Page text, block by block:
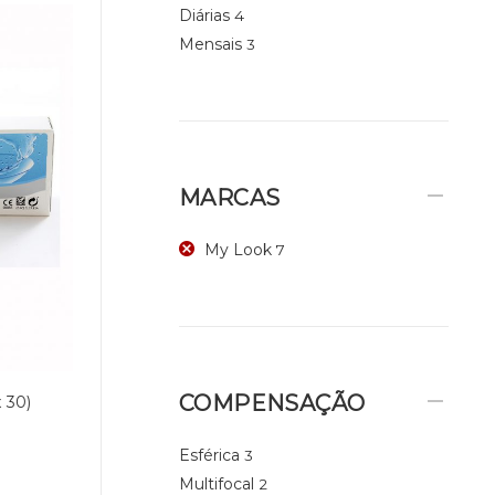
30)
Diárias 4
Mensais 3
MARCAS
My Look 7
COMPENSAÇÃO
Esférica 3
Multifocal 2